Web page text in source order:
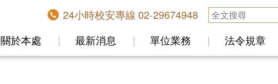
24小時校安專線 02-29674948
關於本處 最新消息 單位業務 法令規章